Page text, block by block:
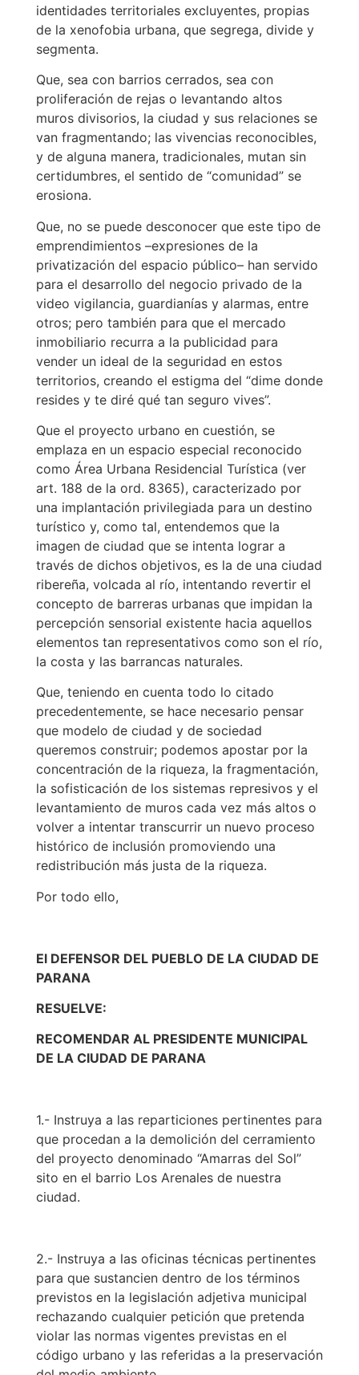
identidades territoriales excluyentes, propias
de la xenofobia urbana, que segrega, divide y
segmenta.
Que, sea con barrios cerrados, sea con
proliferación de rejas o levantando altos
muros divisorios, la ciudad y sus relaciones se
van fragmentando; las vivencias reconocibles,
y de alguna manera, tradicionales, mutan sin
certidumbres, el sentido de “comunidad” se
erosiona.
Que, no se puede desconocer que este tipo de
emprendimientos –expresiones de la
privatización del espacio público– han servido
para el desarrollo del negocio privado de la
video vigilancia, guardianías y alarmas, entre
otros; pero también para que el mercado
inmobiliario recurra a la publicidad para
vender un ideal de la seguridad en estos
territorios, creando el estigma del “dime donde
resides y te diré qué tan seguro vives”.
Que el proyecto urbano en cuestión, se
emplaza en un espacio especial reconocido
como Área Urbana Residencial Turística (ver
art. 188 de la ord. 8365), caracterizado por
una implantación privilegiada para un destino
turístico y, como tal, entendemos que la
imagen de ciudad que se intenta lograr a
través de dichos objetivos, es la de una ciudad
ribereña, volcada al río, intentando revertir el
concepto de barreras urbanas que impidan la
percepción sensorial existente hacia aquellos
elementos tan representativos como son el río,
la costa y las barrancas naturales.
Que, teniendo en cuenta todo lo citado
precedentemente, se hace necesario pensar
que modelo de ciudad y de sociedad
queremos construir; podemos apostar por la
concentración de la riqueza, la fragmentación,
la sofisticación de los sistemas represivos y el
levantamiento de muros cada vez más altos o
volver a intentar transcurrir un nuevo proceso
histórico de inclusión promoviendo una
redistribución más justa de la riqueza.
Por todo ello,
El DEFENSOR DEL PUEBLO DE LA CIUDAD DE
PARANA
RESUELVE:
RECOMENDAR AL PRESIDENTE MUNICIPAL
DE LA CIUDAD DE PARANA
1.- Instruya a las reparticiones pertinentes para
que procedan a la demolición del cerramiento
del proyecto denominado “Amarras del Sol”
sito en el barrio Los Arenales de nuestra
ciudad.
2.- Instruya a las oficinas técnicas pertinentes
para que sustancien dentro de los términos
previstos en la legislación adjetiva municipal
rechazando cualquier petición que pretenda
violar las normas vigentes previstas en el
código urbano y las referidas a la preservación